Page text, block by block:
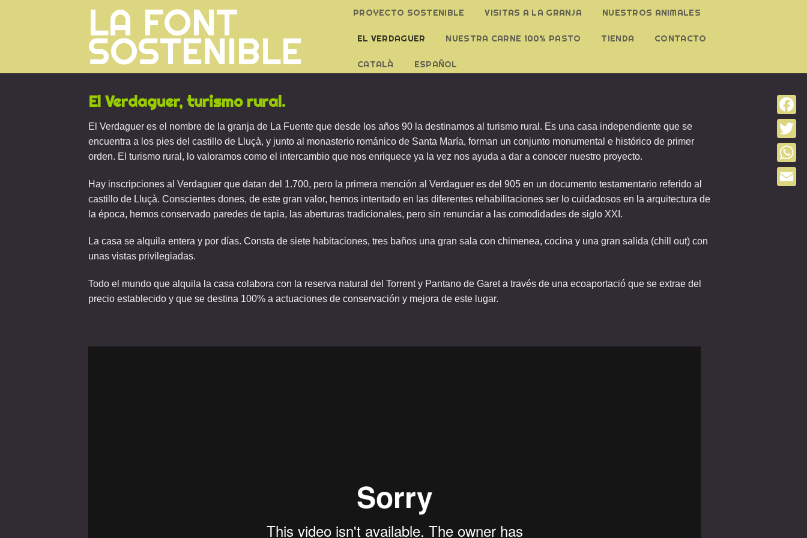
LA FONT
SOSTENIBLE
PROYECTO SOSTENIBLE VISITAS A LA GRANJA NUESTROS ANIMALES
EL VERDAGUER NUESTRA CARNE 100% PASTO TIENDA CONTACTO
CATALÀ ESPAÑOL
El Verdaguer, turismo rural.
El Verdaguer es el nombre de la granja de La Fuente que desde los años 90 la destinamos al turismo rural. Es una casa independiente que se
encuentra a los pies del castillo de Lluçà, y junto al monasterio románico de Santa María, forman un conjunto monumental e histórico de primer
orden. El turismo rural, lo valoramos como el intercambio que nos enriquece ya la vez nos ayuda a dar a conocer nuestro proyecto.
Hay inscripciones al Verdaguer que datan del 1.700, pero la primera mención al Verdaguer es del 905 en un documento testamentario referido al
castillo de Lluçà. Conscientes dones, de este gran valor, hemos intentado en las diferentes rehabilitaciones ser lo cuidadosos en la arquitectura de
la época, hemos conservado paredes de tapia, las aberturas tradicionales, pero sin renunciar a las comodidades de siglo XXI.
La casa se alquila entera y por días. Consta de siete habitaciones, tres baños una gran sala con chimenea, cocina y una gran salida (chill out) con
unas vistas privilegiadas.
Todo el mundo que alquila la casa colabora con la reserva natural del Torrent y Pantano de Garet a través de una ecoaportació que se extrae del
precio establecido y que se destina 100% a actuaciones de conservación y mejora de este lugar.
Twitter